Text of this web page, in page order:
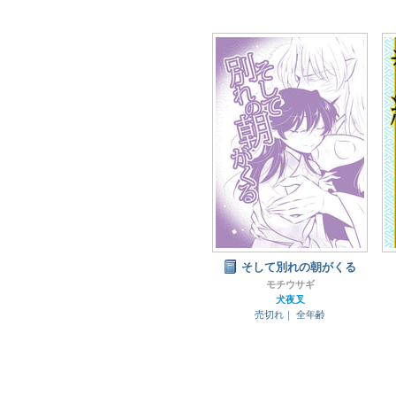
そして別れの朝がくる
モチウサギ
犬夜叉
売切れ｜
全年齢